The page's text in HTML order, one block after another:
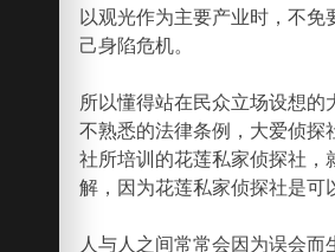
以观光作为主要产业时，不
己身陷危机。
所以懂得站在民众立场设想
不熟悉的法律条例，大爱侦探
社所培训的花莲私家侦探社，
解，因为花莲私家侦探社是可
人与人之间常常会因为误会